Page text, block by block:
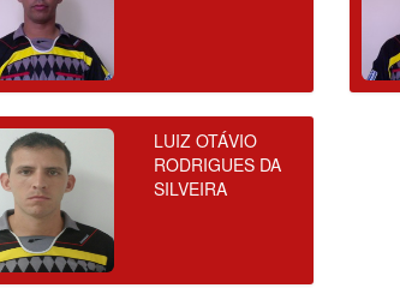
LUIZ OTÁVIO
RODRIGUES DA
SILVEIRA